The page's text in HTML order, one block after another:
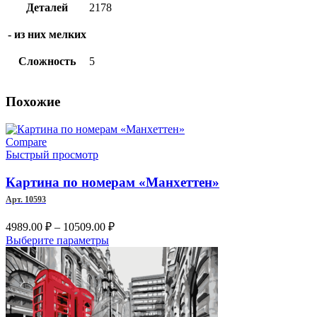
Деталей 2178
- из них мелких
Сложность 5
Похожие
Compare
Быстрый просмотр
Картина по номерам «Манхеттен»
Арт. 10593
4989.00 ₽ – 10509.00 ₽Диапазон
10509.00 ₽
Выберите параметрыЭтот
товар
имеет
несколько
вариаций.
Опции